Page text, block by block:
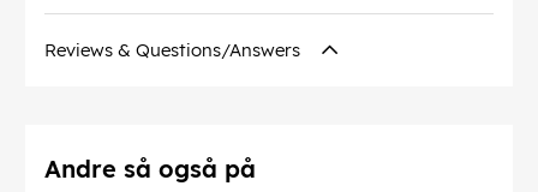
Reviews & Questions/Answers
Andre så også på